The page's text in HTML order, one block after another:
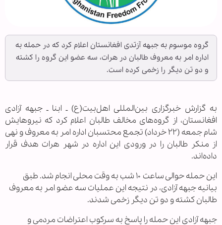
گروه موسوم به جبهه آزتدی افغانستان اعلام کرد که در حمله به
اداره امر به معروف طالبان در هرات، سه عضو این گروه را کشته
و دو تن دیگر را زخمی کرده است.
به گزارش خبرگزاری بین‌المللی اهل‌بیت(ع) ـ ابنا ـ جبهه آزادی
افغانستان، از گروه‌های مخالف طالبان اعلام کرد که نیروهایش
شام جمعه (۲۲ خرداد) تجمع محتسبان اداره امر به معروف و نهی
از منکر طالبان را در ورودی این اداره در شهر هرات هدف قرار
داده‌اند.
این حمله حوالی ساعت ۱۰ شب به وقت محلی انجام شد. طبق
بیانیه جبهه آزادی، در نتیجه این عملیات سه عضو امر به معروف
طالبان کشته و دو تن دیگر زخمی شدند.
جبهه آزادی این حمله را پاسخ به سرکوب اعتراضات مردمی و